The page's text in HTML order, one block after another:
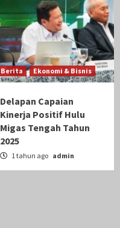
Berita Ekonomi & Bisnis
Delapan Capaian
Kinerja Positif Hulu
Migas Tengah Tahun
2025
1 tahun ago admin